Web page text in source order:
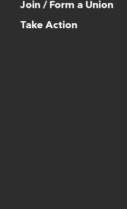
Join / Form a Union
Take Action